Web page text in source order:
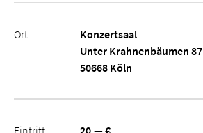
Ort
Konzertsaal
Unter Krahnenbäumen 87
50668 Köln
Eintritt
20,— €